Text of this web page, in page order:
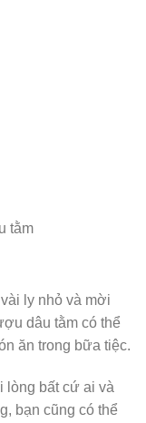
ly nhỏ và mời
dâu tằm có thể
ăn trong bữa tiệc.
lòng bất cứ ai và
bạn cũng có thể